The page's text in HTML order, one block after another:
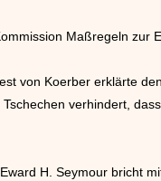
Maßregeln zur
von Koerber erklärte
verhindert,
H. Seymour bricht